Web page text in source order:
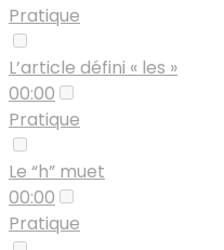
Pratique
L’article défini « les »
00:00
Pratique
Le “h” muet
00:00
Pratique